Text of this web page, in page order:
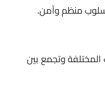
منظم وآمن.
المختلفة وتجمع بين